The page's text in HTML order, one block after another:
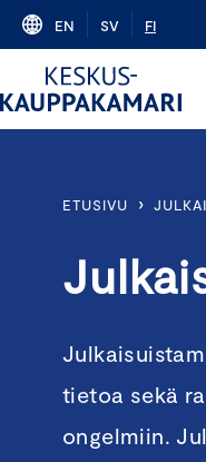
Skip
content
EN SV FI
ETUSIVU ›
tietoa sekä
ongelmiin.